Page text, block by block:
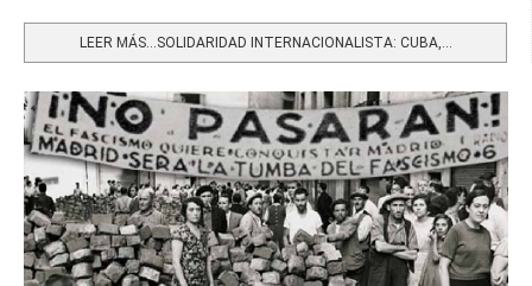
LEER MÁS…SOLIDARIDAD INTERNACIONALISTA: CUBA,...